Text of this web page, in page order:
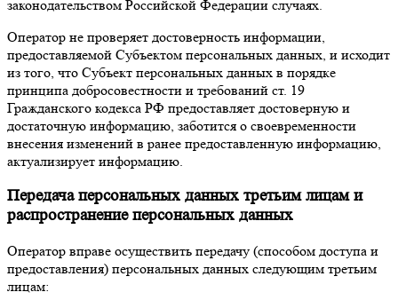
законодательством Российской Федерации случаях.
Оператор не проверяет достоверность информации,
предоставляемой Субъектом персональных данных, и исходит
из того, что Субъект персональных данных в порядке
принципа добросовестности и требований ст. 19
Гражданского кодекса РФ предоставляет достоверную и
достаточную информацию, заботится о своевременности
внесения изменений в ранее предоставленную информацию,
актуализирует информацию.
Передача персональных данных третьим лицам и
распространение персональных данных
Оператор вправе осуществить передачу (способом доступа и
предоставления) персональных данных следующим третьим
лицам: